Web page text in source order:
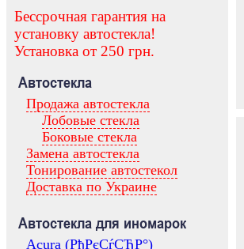
Бессрочная гарантия на
установку автостекла!
Установка от 250 грн.
Автостекла
Продажа автостекла
Лобовые стекла
Боковые стекла
Замена автостекла
Тонирование автостекол
Доставка по Украине
Автостекла для иномарок
Acura (РђРєСѓСЂР°)